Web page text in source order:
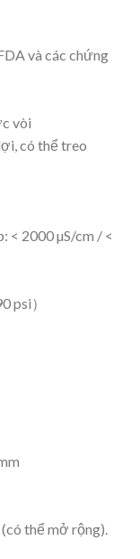
và các chứng
vòi
có thể treo
< 2000 µS/cm / <
psi）
thể mở rộng).